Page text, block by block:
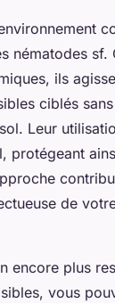
nématodes sf.
ils
ciblés
Leur
protégeant
de
encore plus
vous